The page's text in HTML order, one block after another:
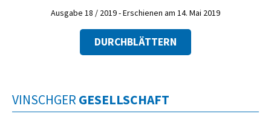
Ausgabe 18 / 2019 - Erschienen am 14. Mai 2019
DURCHBLÄTTERN
VINSCHGER GESELLSCHAFT